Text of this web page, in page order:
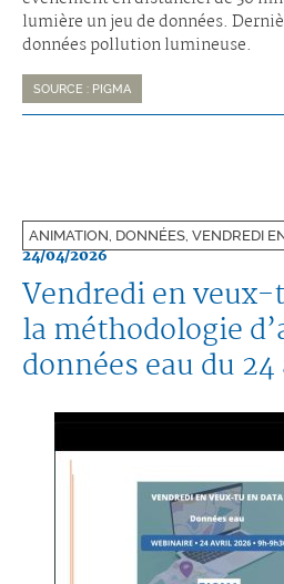
lumière un jeu de données.
données pollution lumineuse.
SOURCE : PIGMA
ANIMATION, DONNÉES, VENDREDI
24/04/2026
Vendredi en
la méthodologie
données eau du